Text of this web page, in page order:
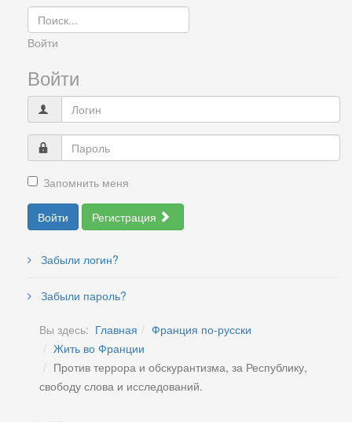
Войти
Войти
Запомнить меня
Войти Регистрация
Забыли логин?
Забыли пароль?
Вы здесь: Главная
Франция по-русски
Жить во Франции
Против террора и обскурантизма, за Республику,
свободу слова и исследований.